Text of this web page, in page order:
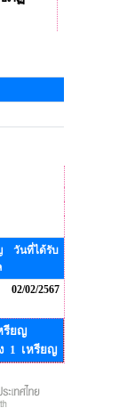
วันที่ได้รับ
02/02/2567
รียญ
1 เหรียญ